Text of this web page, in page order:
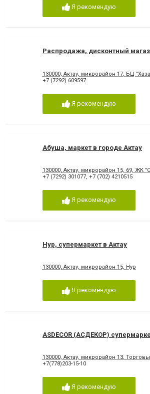
Я рекомендую
Распродажа, дисконтный
130000, Актау, микрорайон 17, БЦ
+7 (7292) 609597
Я рекомендую
Абуша, маркет в городе Актау
130000, Актау, микрорайон 15, 69, ЖК
+7 (7292) 301077, +7 (702) 4210515
Я рекомендую
Нур, супермаркет в Актау
130000, Актау, микрорайон 15, Нур
Я рекомендую
ASDECOR (АСДЕКОР)
130000, Актау, микрорайон 13,
+7(778)203-15-10
Я рекомендую